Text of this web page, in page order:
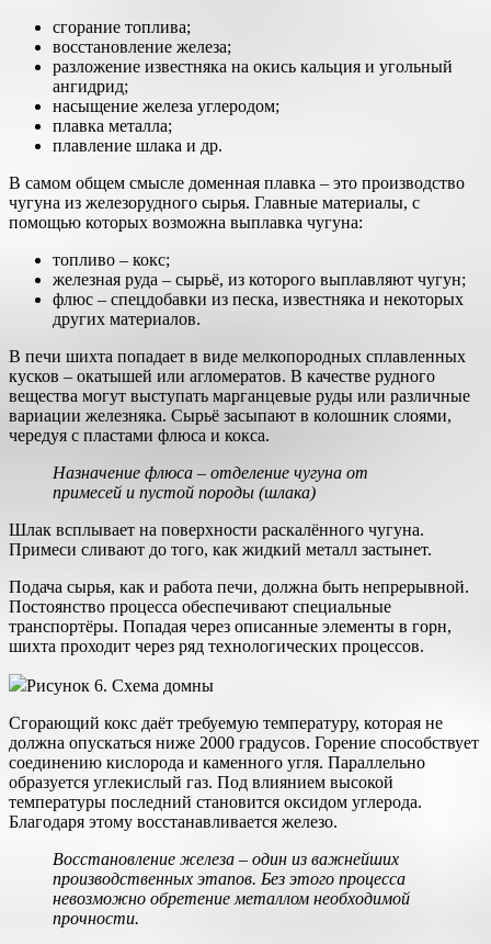
сгорание топлива;
восстановление железа;
разложение известняка на окись кальция и угольный
ангидрид;
насыщение железа углеродом;
плавка металла;
плавление шлака и др.
В самом общем смысле доменная плавка – это производство
чугуна из железорудного сырья. Главные материалы, с
помощью которых возможна выплавка чугуна:
топливо – кокс;
железная руда – сырьё, из которого выплавляют чугун;
флюс – спецдобавки из песка, известняка и некоторых
других материалов.
В печи шихта попадает в виде мелкопородных сплавленных
кусков – окатышей или агломератов. В качестве рудного
вещества могут выступать марганцевые руды или различные
вариации железняка. Сырьё засыпают в колошник слоями,
чередуя с пластами флюса и кокса.
Назначение флюса – отделение чугуна от
примесей и пустой породы (шлака)
Шлак всплывает на поверхности раскалённого чугуна.
Примеси сливают до того, как жидкий металл застынет.
Подача сырья, как и работа печи, должна быть непрерывной.
Постоянство процесса обеспечивают специальные
транспортёры. Попадая через описанные элементы в горн,
шихта проходит через ряд технологических процессов.
Рисунок 6. Схема домны
Сгорающий кокс даёт требуемую температуру, которая не
должна опускаться ниже 2000 градусов. Горение способствует
соединению кислорода и каменного угля. Параллельно
образуется углекислый газ. Под влиянием высокой
температуры последний становится оксидом углерода.
Благодаря этому восстанавливается железо.
Восстановление железа – один из важнейших
производственных этапов. Без этого процесса
невозможно обретение металлом необходимой
прочности.